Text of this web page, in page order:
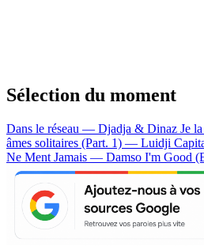
Sélection du moment
Dans le réseau — Djadja & Dinaz Je
âmes solitaires (Part. 1) — Luidji
Ne Ment Jamais — Damso I'm Good